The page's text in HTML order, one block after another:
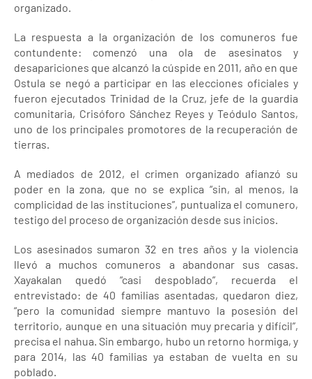
organizado.
La respuesta a la organización de los comuneros fue
contundente: comenzó una ola de asesinatos y
desapariciones que alcanzó la cúspide en 2011, año en que
Ostula se negó a participar en las elecciones oficiales y
fueron ejecutados Trinidad de la Cruz, jefe de la guardia
comunitaria, Crisóforo Sánchez Reyes y Teódulo Santos,
uno de los principales promotores de la recuperación de
tierras.
A mediados de 2012, el crimen organizado afianzó su
poder en la zona, que no se explica “sin, al menos, la
complicidad de las instituciones”, puntualiza el comunero,
testigo del proceso de organización desde sus inicios.
Los asesinados sumaron 32 en tres años y la violencia
llevó a muchos comuneros a abandonar sus casas.
Xayakalan quedó “casi despoblado”, recuerda el
entrevistado: de 40 familias asentadas, quedaron diez,
“pero la comunidad siempre mantuvo la posesión del
territorio, aunque en una situación muy precaria y difícil”,
precisa el nahua. Sin embargo, hubo un retorno hormiga, y
para 2014, las 40 familias ya estaban de vuelta en su
poblado.